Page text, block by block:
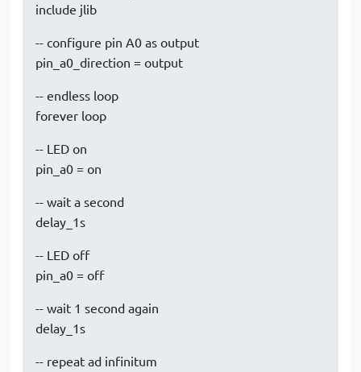
include jlib
-- configure pin A0 as output
pin_a0_direction = output
-- endless loop
forever loop
-- LED on
pin_a0 = on
-- wait a second
delay_1s
-- LED off
pin_a0 = off
-- wait 1 second again
delay_1s
-- repeat ad infinitum